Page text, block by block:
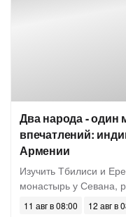
Два народа - один
впечатлений:
Армении
Изучить Тбилиси и
монастырь у Севана,
11 авг в 08:00
12 авг в